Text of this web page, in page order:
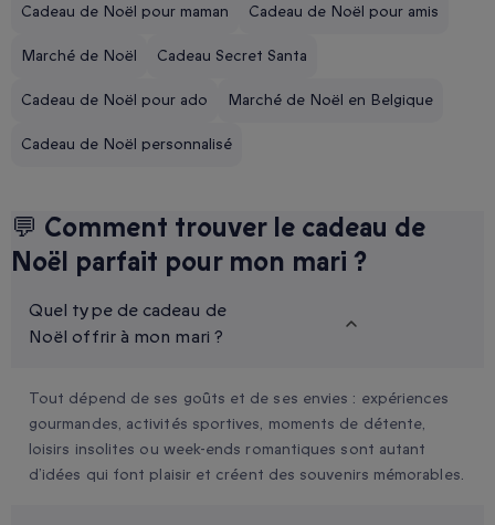
Cadeau de Noël pour maman Cadeau de Noël pour amis
Marché de Noël Cadeau Secret Santa
Cadeau de Noël pour ado Marché de Noël en Belgique
Cadeau de Noël personnalisé
💬 Comment trouver le cadeau de
Noël parfait pour mon mari ?
Quel type de cadeau de
Noël offrir à mon mari ?
Tout dépend de ses goûts et de ses envies : expériences
gourmandes, activités sportives, moments de détente,
loisirs insolites ou week-ends romantiques sont autant
d’idées qui font plaisir et créent des souvenirs mémorables.